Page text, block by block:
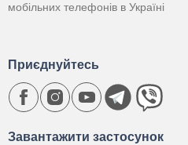
мобільних телефонів в Україні
Завантажити застосунок
Приєднуйтесь